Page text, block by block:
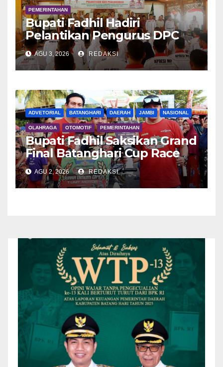
PEMERINTAHAN
Bupati Fadhil Hadiri
Pelantikan Pengurus DPC
APDESI MP
AGU 3, 2026 REDAKSI
ADVETORIAL BATANGHARI DAERAH JAMBI NASIONAL
OLAHRAGA OTOMOTIF PEMERINTAHAN
Bupati Fadhil Saksikan Grand
Final Batanghari Cup Race
2026
AGU 2, 2026 REDAKSI